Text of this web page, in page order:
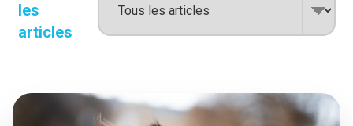
les
articles